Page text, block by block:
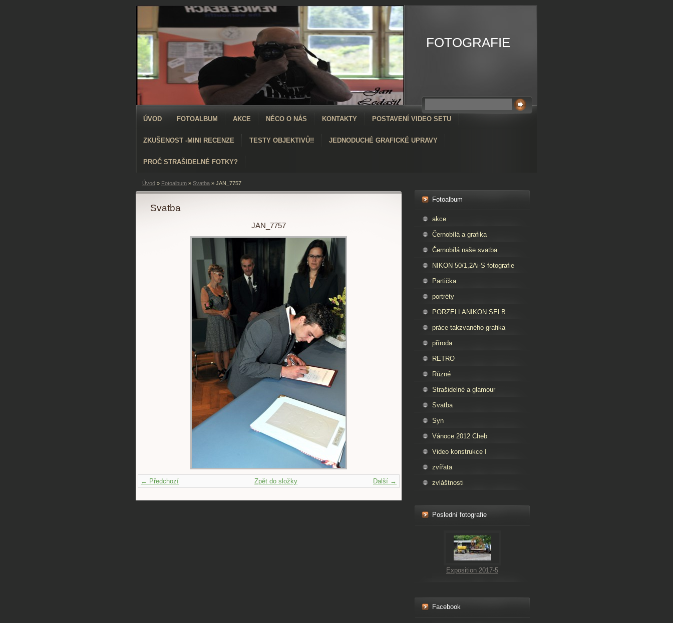
FOTOGRAFIE
ÚVOD FOTOALBUM AKCE NĚCO O NÁS KONTAKTY POSTAVENÍ VIDEO SETU
ZKUŠENOST -MINI RECENZE TESTY OBJEKTIVŮ!! JEDNODUCHÉ GRAFICKÉ UPRAVY
PROČ STRAŠIDELNÉ FOTKY?
Úvod » Fotoalbum » Svatba » JAN_7757
Svatba
JAN_7757
← Předchozí Další →
Zpět do složky
Fotoalbum
akce
Černobílá a grafika
Černobílá naše svatba
NIKON 50/1,2Ai-S fotografie
Partička
portréty
PORZELLANIKON SELB
práce takzvaného grafika
příroda
RETRO
Různé
Strašidelné a glamour
Svatba
Syn
Vánoce 2012 Cheb
Video konstrukce I
zvířata
zvláštnosti
Poslední fotografie
Exposition 2017-5
Facebook